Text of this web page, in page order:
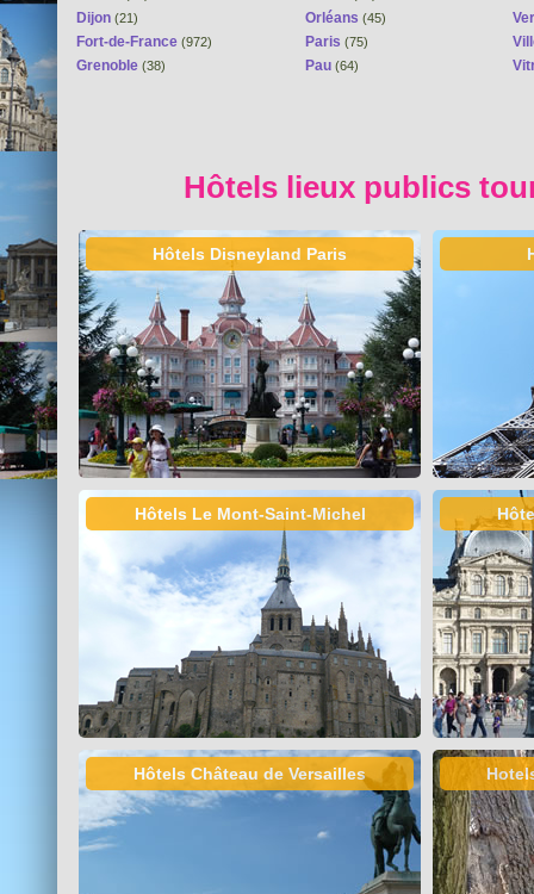
Dijon (21)
Fort-de-France (972)
Grenoble (38)
Orléans (45)
Paris (75)
Pau (64)
Hôtels lieux publics
Hôtels Disneyland Paris
Hôtels Le Mont-Saint-Michel
Hôtels Château de Versailles